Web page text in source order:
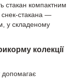
стакан компактним
снек-стакана —
у складеному
колекції
допомагає